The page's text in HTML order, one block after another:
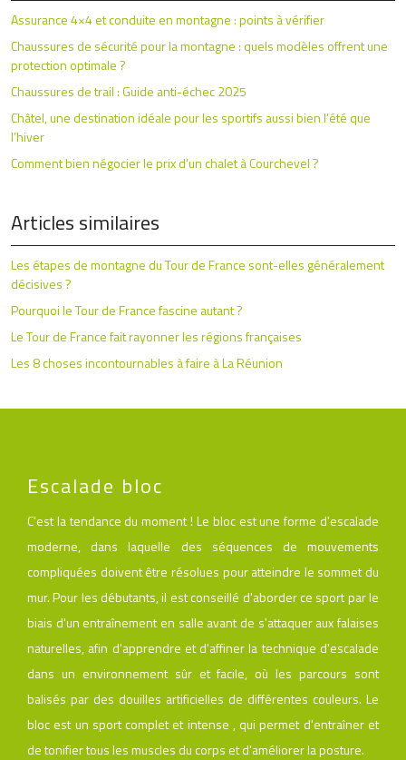
Assurance 4×4 et conduite en montagne : points à vérifier
Chaussures de sécurité pour la montagne : quels modèles offrent une
protection optimale ?
Chaussures de trail : Guide anti-échec 2025
Châtel, une destination idéale pour les sportifs aussi bien l’été que
l’hiver
Comment bien négocier le prix d’un chalet à Courchevel ?
Articles similaires
Les étapes de montagne du Tour de France sont-elles généralement
décisives ?
Pourquoi le Tour de France fascine autant ?
Le Tour de France fait rayonner les régions françaises
Les 8 choses incontournables à faire à La Réunion
Escalade bloc
C'est la tendance du moment ! Le bloc est une forme d'escalade
moderne, dans laquelle des séquences de mouvements
compliquées doivent être résolues pour atteindre le sommet du
mur. Pour les débutants, il est conseillé d'aborder ce sport par le
biais d'un entraînement en salle avant de s'attaquer aux falaises
naturelles, afin d'apprendre et d'affiner la technique d'escalade
dans un environnement sûr et facile, où les parcours sont
balisés par des douilles artificielles de différentes couleurs. Le
bloc est un sport complet et intense , qui permet d'entraîner et
de tonifier tous les muscles du corps et d'améliorer la posture.